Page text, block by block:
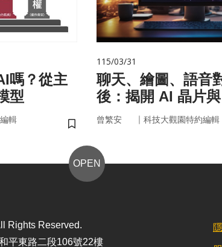
嗎？從主
型
輯
儲存書籤
115/03/31
聊天、繪圖、語音
後：揭開 AI 晶片
力」的真面目
曾繁安 ｜ 科技大觀園特約編輯
OPEN
Rights Reserved.
平東路二段106號22樓